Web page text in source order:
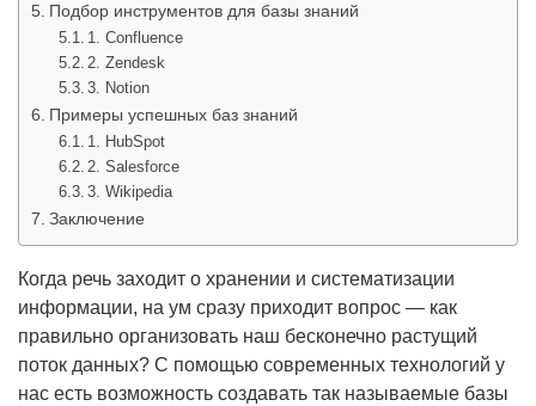
Подбор инструментов для базы знаний
1. Confluence
2. Zendesk
3. Notion
Примеры успешных баз знаний
1. HubSpot
2. Salesforce
3. Wikipedia
Заключение
Когда речь заходит о хранении и систематизации
информации, на ум сразу приходит вопрос — как
правильно организовать наш бесконечно растущий
поток данных? С помощью современных технологий у
нас есть возможность создавать так называемые базы